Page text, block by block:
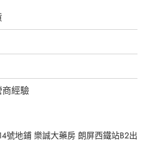
經驗
號地鋪 樂誠大藥房 朗屏西鐵站B2出